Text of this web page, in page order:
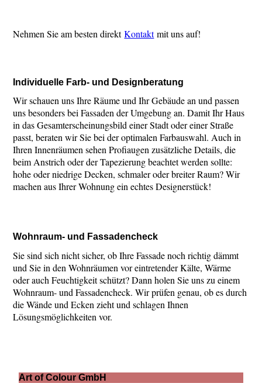
Nehmen Sie am besten direktKontaktmit uns auf!
Individuelle Farb- und Designberatung
Wir schauen uns Ihre Räume und Ihr Gebäude an und passen
uns besonders bei Fassaden der Umgebung an. Damit Ihr Haus
in das Gesamterscheinungsbild einer Stadt oder einer Straße
passt, beraten wir Sie bei der optimalen Farbauswahl. Auch in
Ihren Innenräumen sehen Profiaugen zusätzliche Details, die
beim Anstrich oder der Tapezierung beachtet werden sollte:
hohe oder niedrige Decken, schmaler oder breiter Raum? Wir
machen aus Ihrer Wohnung ein echtes Designerstück!
Wohnraum- und Fassadencheck
Sie sind sich nicht sicher, ob Ihre Fassade noch richtig dämmt
und Sie in den Wohnräumen vor eintretender Kälte, Wärme
oder auch Feuchtigkeit schützt? Dann holen Sie uns zu einem
Wohnraum- und Fassadencheck. Wir prüfen genau, ob es durch
die Wände und Ecken zieht und schlagen Ihnen
Lösungsmöglichkeiten vor.
Art of Colour GmbH